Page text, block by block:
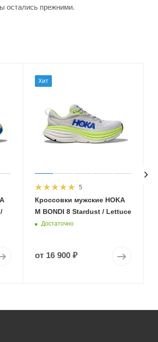
остались прежними.
Хит
5
Кроссовки мужские HOKA
M BONDI 8 Stardust / Lettuce
Достаточно
от 16 900 ₽